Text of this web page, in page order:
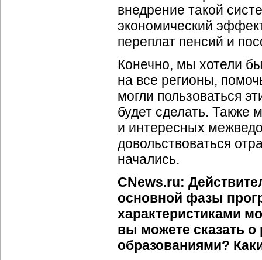
внедрение такой
экономический
переплат пенсий и
Конечно, мы хотели
на все регионы,
могли пользоваться
будет сделать. Также
и интересных
довольствоваться
начались.
CNews.ru:
основной фазы
характеристиками
вы можете сказать
образованиями?